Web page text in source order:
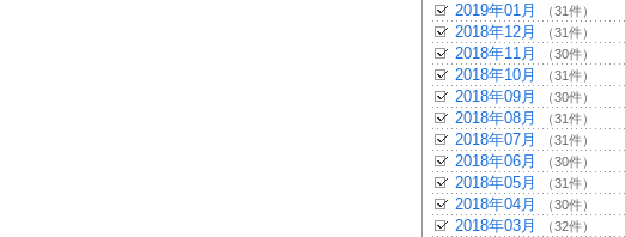
2019年01月 （31件）
2018年12月 （31件）
2018年11月 （30件）
2018年10月 （31件）
2018年09月 （30件）
2018年08月 （31件）
2018年07月 （31件）
2018年06月 （30件）
2018年05月 （31件）
2018年04月 （30件）
2018年03月 （32件）